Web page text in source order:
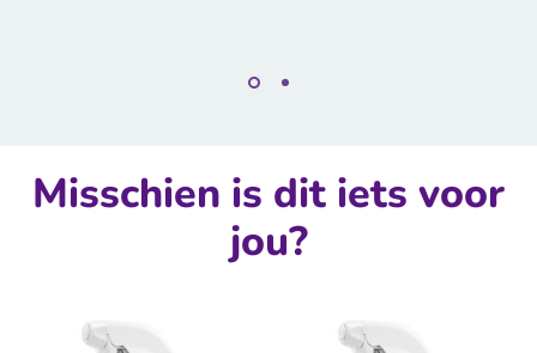
Misschien is dit iets voor
jou?